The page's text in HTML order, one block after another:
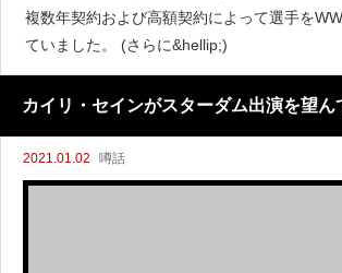
複数年契約および高額契約によって選手を
ていました。 (さらに&hellip;)
カイリ・セインがスターダム出演を望ん
2021.01.02 噂話